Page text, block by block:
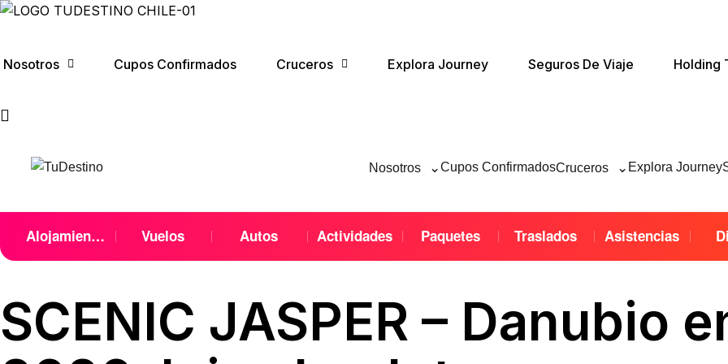
Nosotros Cupos Confirmados Cruceros Explora Journey Seguros De Viaje Holding
Nosotros ⌄Cupos ConfirmadosCruceros ⌄ Explora Journey
Alojamientos Vuelos Autos Actividades Paquetes Traslados Asistencias
SCENIC JASPER – Danubio